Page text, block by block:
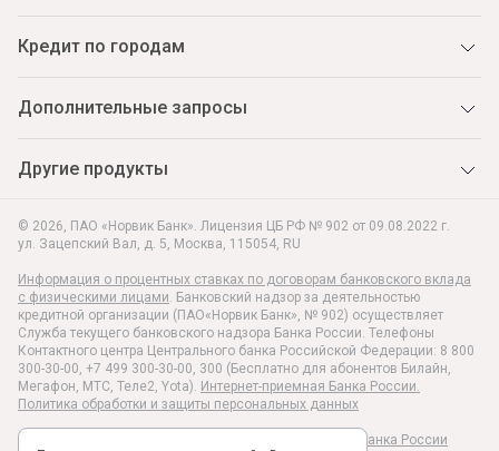
© 2026, ПАО «Норвик Банк». Лицензия ЦБ РФ № 902 от 09.08.2022 г.
ул. Зацепский Вал, д. 5, Москва, 115054, RU
Информация о процентных ставках по договорам банковского вклада
с физическими лицами. Банковский надзор за деятельностью
кредитной организации (ПАО«Норвик Банк», № 902) осуществляет
Служба текущего банковского надзора Банка России. Телефоны
Контактного центра Центрального банка Российской Федерации: 8 800
300-30-00, +7 499 300-30-00, 300 (Бесплатно для абонентов Билайн,
Мегафон, МТС, Теле2, Yota). Интернет-приемная Банка России.
Политика обработки и защиты персональных данных
Раскрытие информации в соответствии c Указанием Банка России
Кредит по городам
Дополнительные запросы
Другие продукты